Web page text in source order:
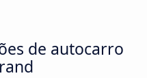
de autocarro